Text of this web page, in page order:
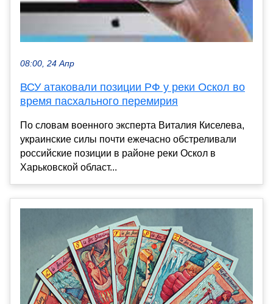
08:00, 24 Апр
ВСУ атаковали позиции РФ у реки Оскол во
время пасхального перемирия
По словам военного эксперта Виталия Киселева,
украинские силы почти ежечасно обстреливали
российские позиции в районе реки Оскол в
Харьковской област...